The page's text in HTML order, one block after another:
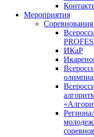
Мероприятия
Соревнования
ИКаР